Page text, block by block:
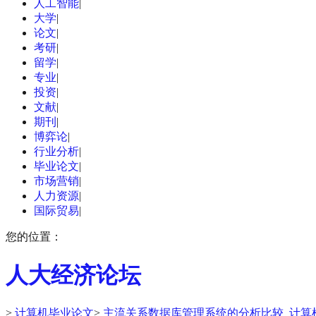
人工智能|
大学|
论文|
考研|
留学|
专业|
投资|
文献|
期刊 |
博弈论|
行业分析|
毕业论文|
市场营销|
人力资源|
国际贸易|
您的位置：
人大经济论坛
> 计算机毕业论文> 主流关系数据库管理系统的分析比较_计算